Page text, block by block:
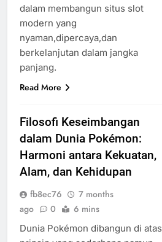
dalam membangun situs slot
modern yang
nyaman,dipercaya,dan
berkelanjutan dalam jangka
panjang.
Read More
Filosofi Keseimbangan
dalam Dunia Pokémon:
Harmoni antara Kekuatan,
Alam, dan Kehidupan
fb8ec76
7 months
ago
0 6 mins
Dunia Pokémon dibangun di atas